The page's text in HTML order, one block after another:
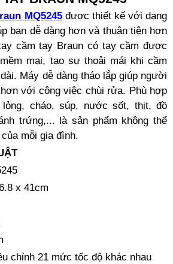
MQ5245được thiết kế với dạng
bạn dễ dàng hơn và thuận tiện hơn
cầm tay Braun có tay cầm được
mại, tạo sự thoải mái khi cầm
Máy dễ dàng tháo lắp giúp người
với công việc chùi rửa. Phù hợp
cháo, súp, nước sốt, thịt, đồ
trứng,... là sản phẩm không thể
mỗi gia đình.
x 41cm
chỉnh 21 mức tốc độ khác nhau